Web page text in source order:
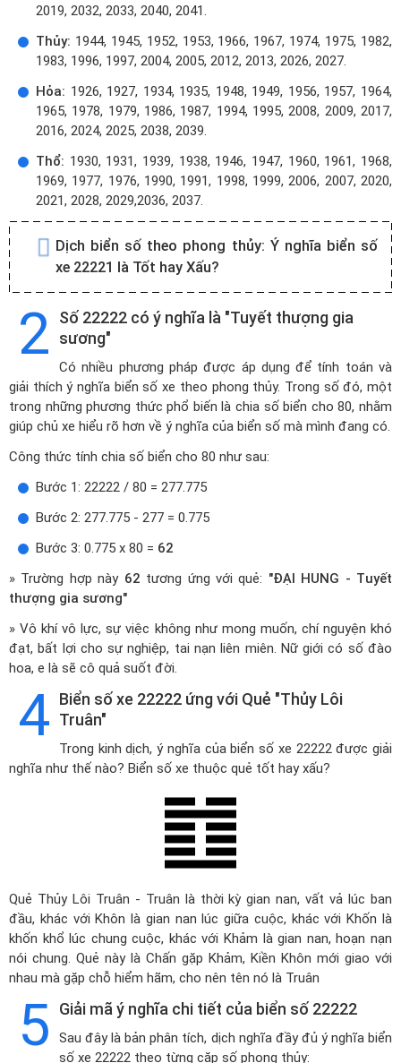
2019, 2032, 2033, 2040, 2041.
Thủy: 1944, 1945, 1952, 1953, 1966, 1967, 1974, 1975, 1982,
1983, 1996, 1997, 2004, 2005, 2012, 2013, 2026, 2027.
Hỏa: 1926, 1927, 1934, 1935, 1948, 1949, 1956, 1957, 1964,
1965, 1978, 1979, 1986, 1987, 1994, 1995, 2008, 2009, 2017,
2016, 2024, 2025, 2038, 2039.
Thổ: 1930, 1931, 1939, 1938, 1946, 1947, 1960, 1961, 1968,
1969, 1977, 1976, 1990, 1991, 1998, 1999, 2006, 2007, 2020,
2021, 2028, 2029,2036, 2037.
Dịch biển số theo phong thủy: Ý nghĩa biển số
xe 22221 là Tốt hay Xấu?
2
Số 22222 có ý nghĩa là "Tuyết thượng gia
sương"
Có nhiều phương pháp được áp dụng để tính toán và
giải thích ý nghĩa biển số xe theo phong thủy. Trong số đó, một
trong những phương thức phổ biến là chia số biển cho 80, nhằm
giúp chủ xe hiểu rõ hơn về ý nghĩa của biển số mà mình đang có.
Công thức tính chia số biển cho 80 như sau:
Bước 1: 22222 / 80 = 277.775
Bước 2: 277.775 - 277 = 0.775
Bước 3: 0.775 x 80 = 62
» Trường hợp này 62 tương ứng với quẻ: "ĐẠI HUNG - Tuyết
thượng gia sương"
» Vô khí vô lực, sự việc không như mong muốn, chí nguyện khó
đạt, bất lợi cho sự nghiệp, tai nạn liên miên. Nữ giới có số đào
hoa, e là sẽ cô quả suốt đời.
4 Biển số xe 22222 ứng với Quẻ "Thủy Lôi
Truân"
Trong kinh dịch, ý nghĩa của biển số xe 22222 được giải
nghĩa như thế nào? Biển số xe thuộc quẻ tốt hay xấu?
Quẻ Thủy Lôi Truân - Truân là thời kỳ gian nan, vất vả lúc ban
đầu, khác với Khôn là gian nan lúc giữa cuộc, khác với Khốn là
khốn khổ lúc chung cuộc, khác với Khảm là gian nan, hoạn nạn
nói chung. Quẻ này là Chấn gặp Khảm, Kiền Khôn mới giao với
nhau mà gặp chỗ hiểm hãm, cho nên tên nó là Truân
5 Giải mã ý nghĩa chi tiết của biển số 22222
Sau đây là bản phân tích, dịch nghĩa đầy đủ ý nghĩa biển
số xe 22222 theo từng cặp số phong thủy: